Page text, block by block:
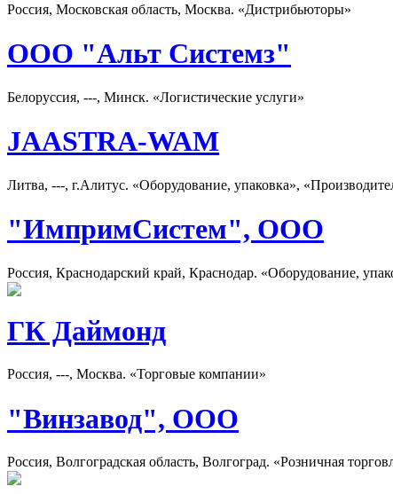
Россия, Московская область, Москва. «Дистрибьюторы»
ООО "Альт Системз"
Белоруссия, ---, Минск. «Логистические услуги»
JAASTRA-WAM
Литва, ---, г.Алитус. «Оборудование, упаковка»,
"ИмпримСистем", ООО
Россия, Краснодарский край, Краснодар. «Оборудование,
ГК Даймонд
Россия, ---, Москва. «Торговые компании»
"Винзавод", ООО
Россия, Волгоградская область, Волгоград. «Розничная